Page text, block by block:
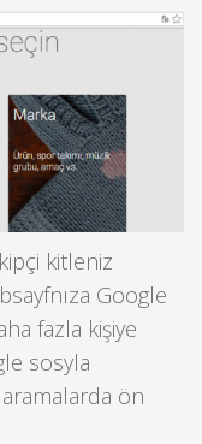
kitleniz
Google
fazla kişiye
sosyla
ön